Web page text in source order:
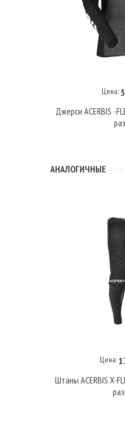
В
Цена:
Джерси ACERBIS -
АНАЛОГИЧНЫЕ
В
Цена:
Штаны ACERBIS X-